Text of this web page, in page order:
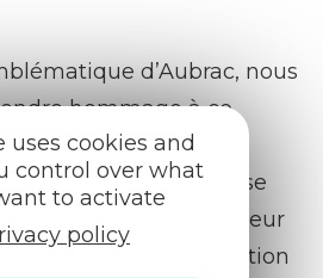
d’Aubrac, nous
hommage à ce
Une grande
tout ce qui compose
afin d’inviter le visiteur
ses visites en fonction
uses cookies and
control over what
to activate
policy